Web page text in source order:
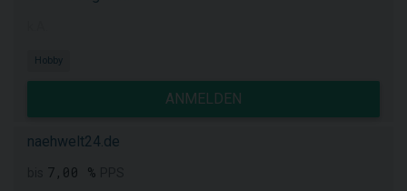
Hobby
ANMELDEN
naehwelt24.de
7,00 %